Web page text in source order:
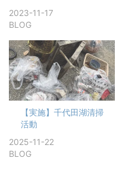
2023-11-17
BLOG
【実施】千代田湖清掃
活動
2025-11-22
BLOG